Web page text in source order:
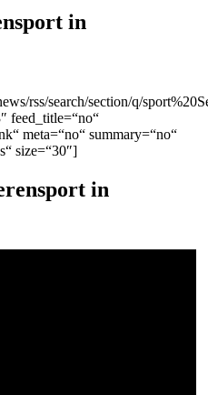
in
rss/search/section/q/
feed_title=“no“
meta=“no“ summary=“no“
size=“30″]
in